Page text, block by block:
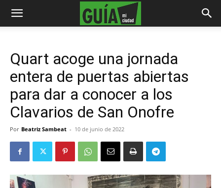
Quart acoge una jornada
entera de puertas abiertas
para dar a conocer a los
Clavarios de San Onofre
Por Beatriz Sambeat - 10 de junio de 2022